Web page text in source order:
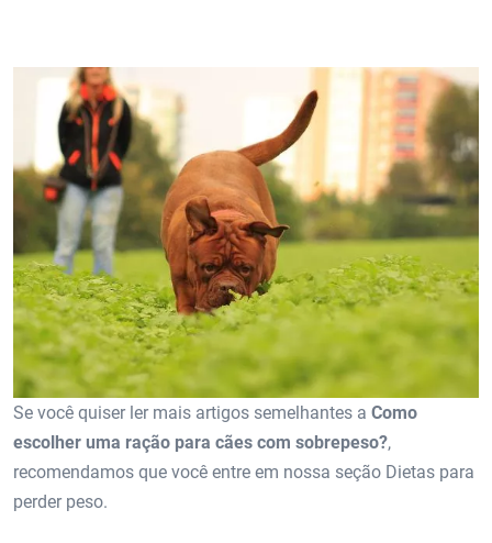
Se você quiser ler mais artigos semelhantes a Como
escolher uma ração para cães com sobrepeso?,
recomendamos que você entre em nossa seção Dietas para
perder peso.